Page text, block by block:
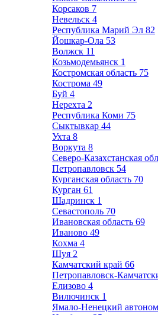
Корсаков 7
Невельск 4
Республика Марий Эл 82
Йошкар-Ола 53
Волжск 11
Козьмодемьянск 1
Костромская область 75
Кострома 49
Буй 4
Нерехта 2
Республика Коми 75
Сыктывкар 44
Ухта 8
Воркута 8
Северо-Казахстанская
Петропавловск 54
Курганская область 70
Курган 61
Шадринск 1
Севастополь 70
Ивановская область 69
Иваново 49
Кохма 4
Шуя 2
Камчатский край 66
Петропавловск-
Елизово 4
Вилючинск 1
Ямало-Ненецкий